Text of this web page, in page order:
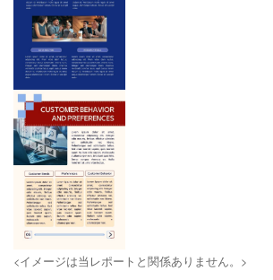
<イメージは当レポートと関係ありません。>